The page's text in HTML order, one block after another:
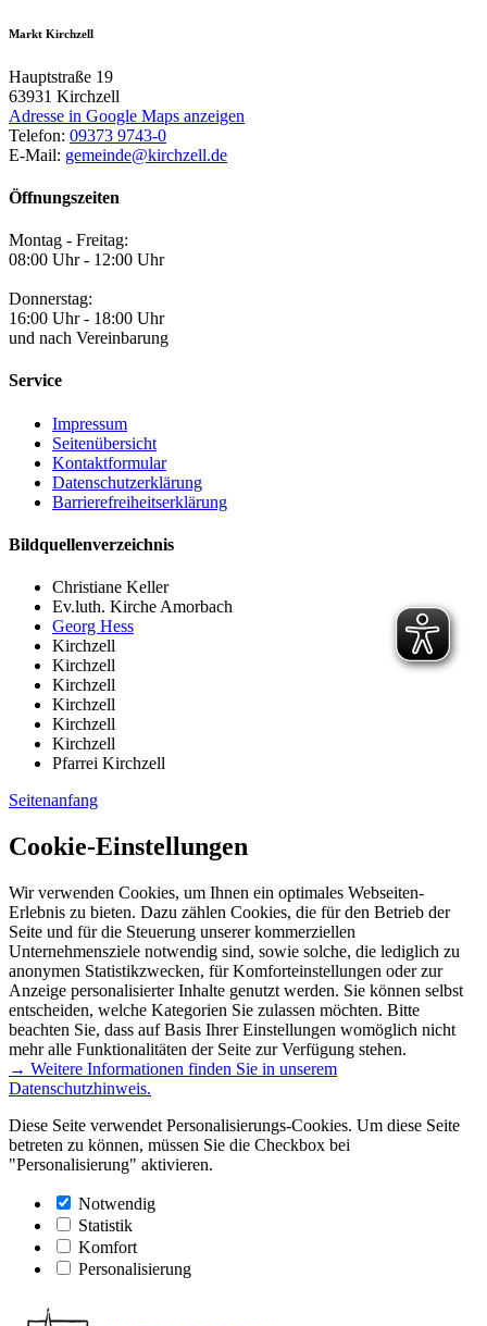
Markt Kirchzell
Hauptstraße 19
63931 Kirchzell
Adresse in Google Maps anzeigen
Telefon: 09373 9743-0
E-Mail: gemeinde@kirchzell.de
Öffnungszeiten
Montag - Freitag:
08:00 Uhr - 12:00 Uhr
Donnerstag:
16:00 Uhr - 18:00 Uhr
und nach Vereinbarung
Service
Impressum
Seitenübersicht
Kontaktformular
Datenschutzerklärung
Barrierefreiheitserklärung
Bildquellenverzeichnis
Christiane Keller
Ev.luth. Kirche Amorbach
Georg Hess
Kirchzell
Kirchzell
Kirchzell
Kirchzell
Kirchzell
Kirchzell
Pfarrei Kirchzell
Seitenanfang
Cookie-Einstellungen
Wir verwenden Cookies, um Ihnen ein optimales Webseiten-
Erlebnis zu bieten. Dazu zählen Cookies, die für den Betrieb der
Seite und für die Steuerung unserer kommerziellen
Unternehmensziele notwendig sind, sowie solche, die lediglich zu
anonymen Statistikzwecken, für Komforteinstellungen oder zur
Anzeige personalisierter Inhalte genutzt werden. Sie können selbst
entscheiden, welche Kategorien Sie zulassen möchten. Bitte
beachten Sie, dass auf Basis Ihrer Einstellungen womöglich nicht
mehr alle Funktionalitäten der Seite zur Verfügung stehen.
→ Weitere Informationen finden Sie in unserem
Datenschutzhinweis.
Diese Seite verwendet Personalisierungs-Cookies. Um diese Seite
betreten zu können, müssen Sie die Checkbox bei
"Personalisierung" aktivieren.
Notwendig
Statistik
Komfort
Personalisierung